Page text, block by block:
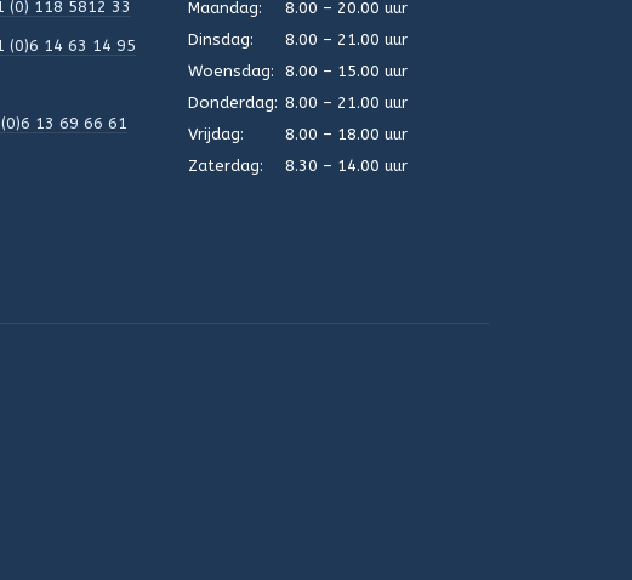
(0) 118 5812 33
(0)6 14 63 14 95
13 69 66 61
Maandag:
8.00 – 20.00 uur
Dinsdag:
8.00 – 21.00 uur
Woensdag:
8.00 – 15.00 uur
Donderdag: 8.00 – 21.00 uur
Vrijdag:
8.00 – 18.00 uur
Zaterdag:
8.30 – 14.00 uur